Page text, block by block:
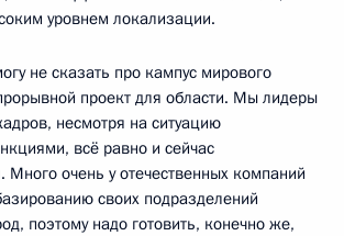
уровнем локализации.
не сказать про кампус мирового
проект для области. Мы лидеры
несмотря на ситуацию
всё равно и сейчас
Много очень у отечественных компаний
своих подразделений
поэтому надо готовить, конечно же,